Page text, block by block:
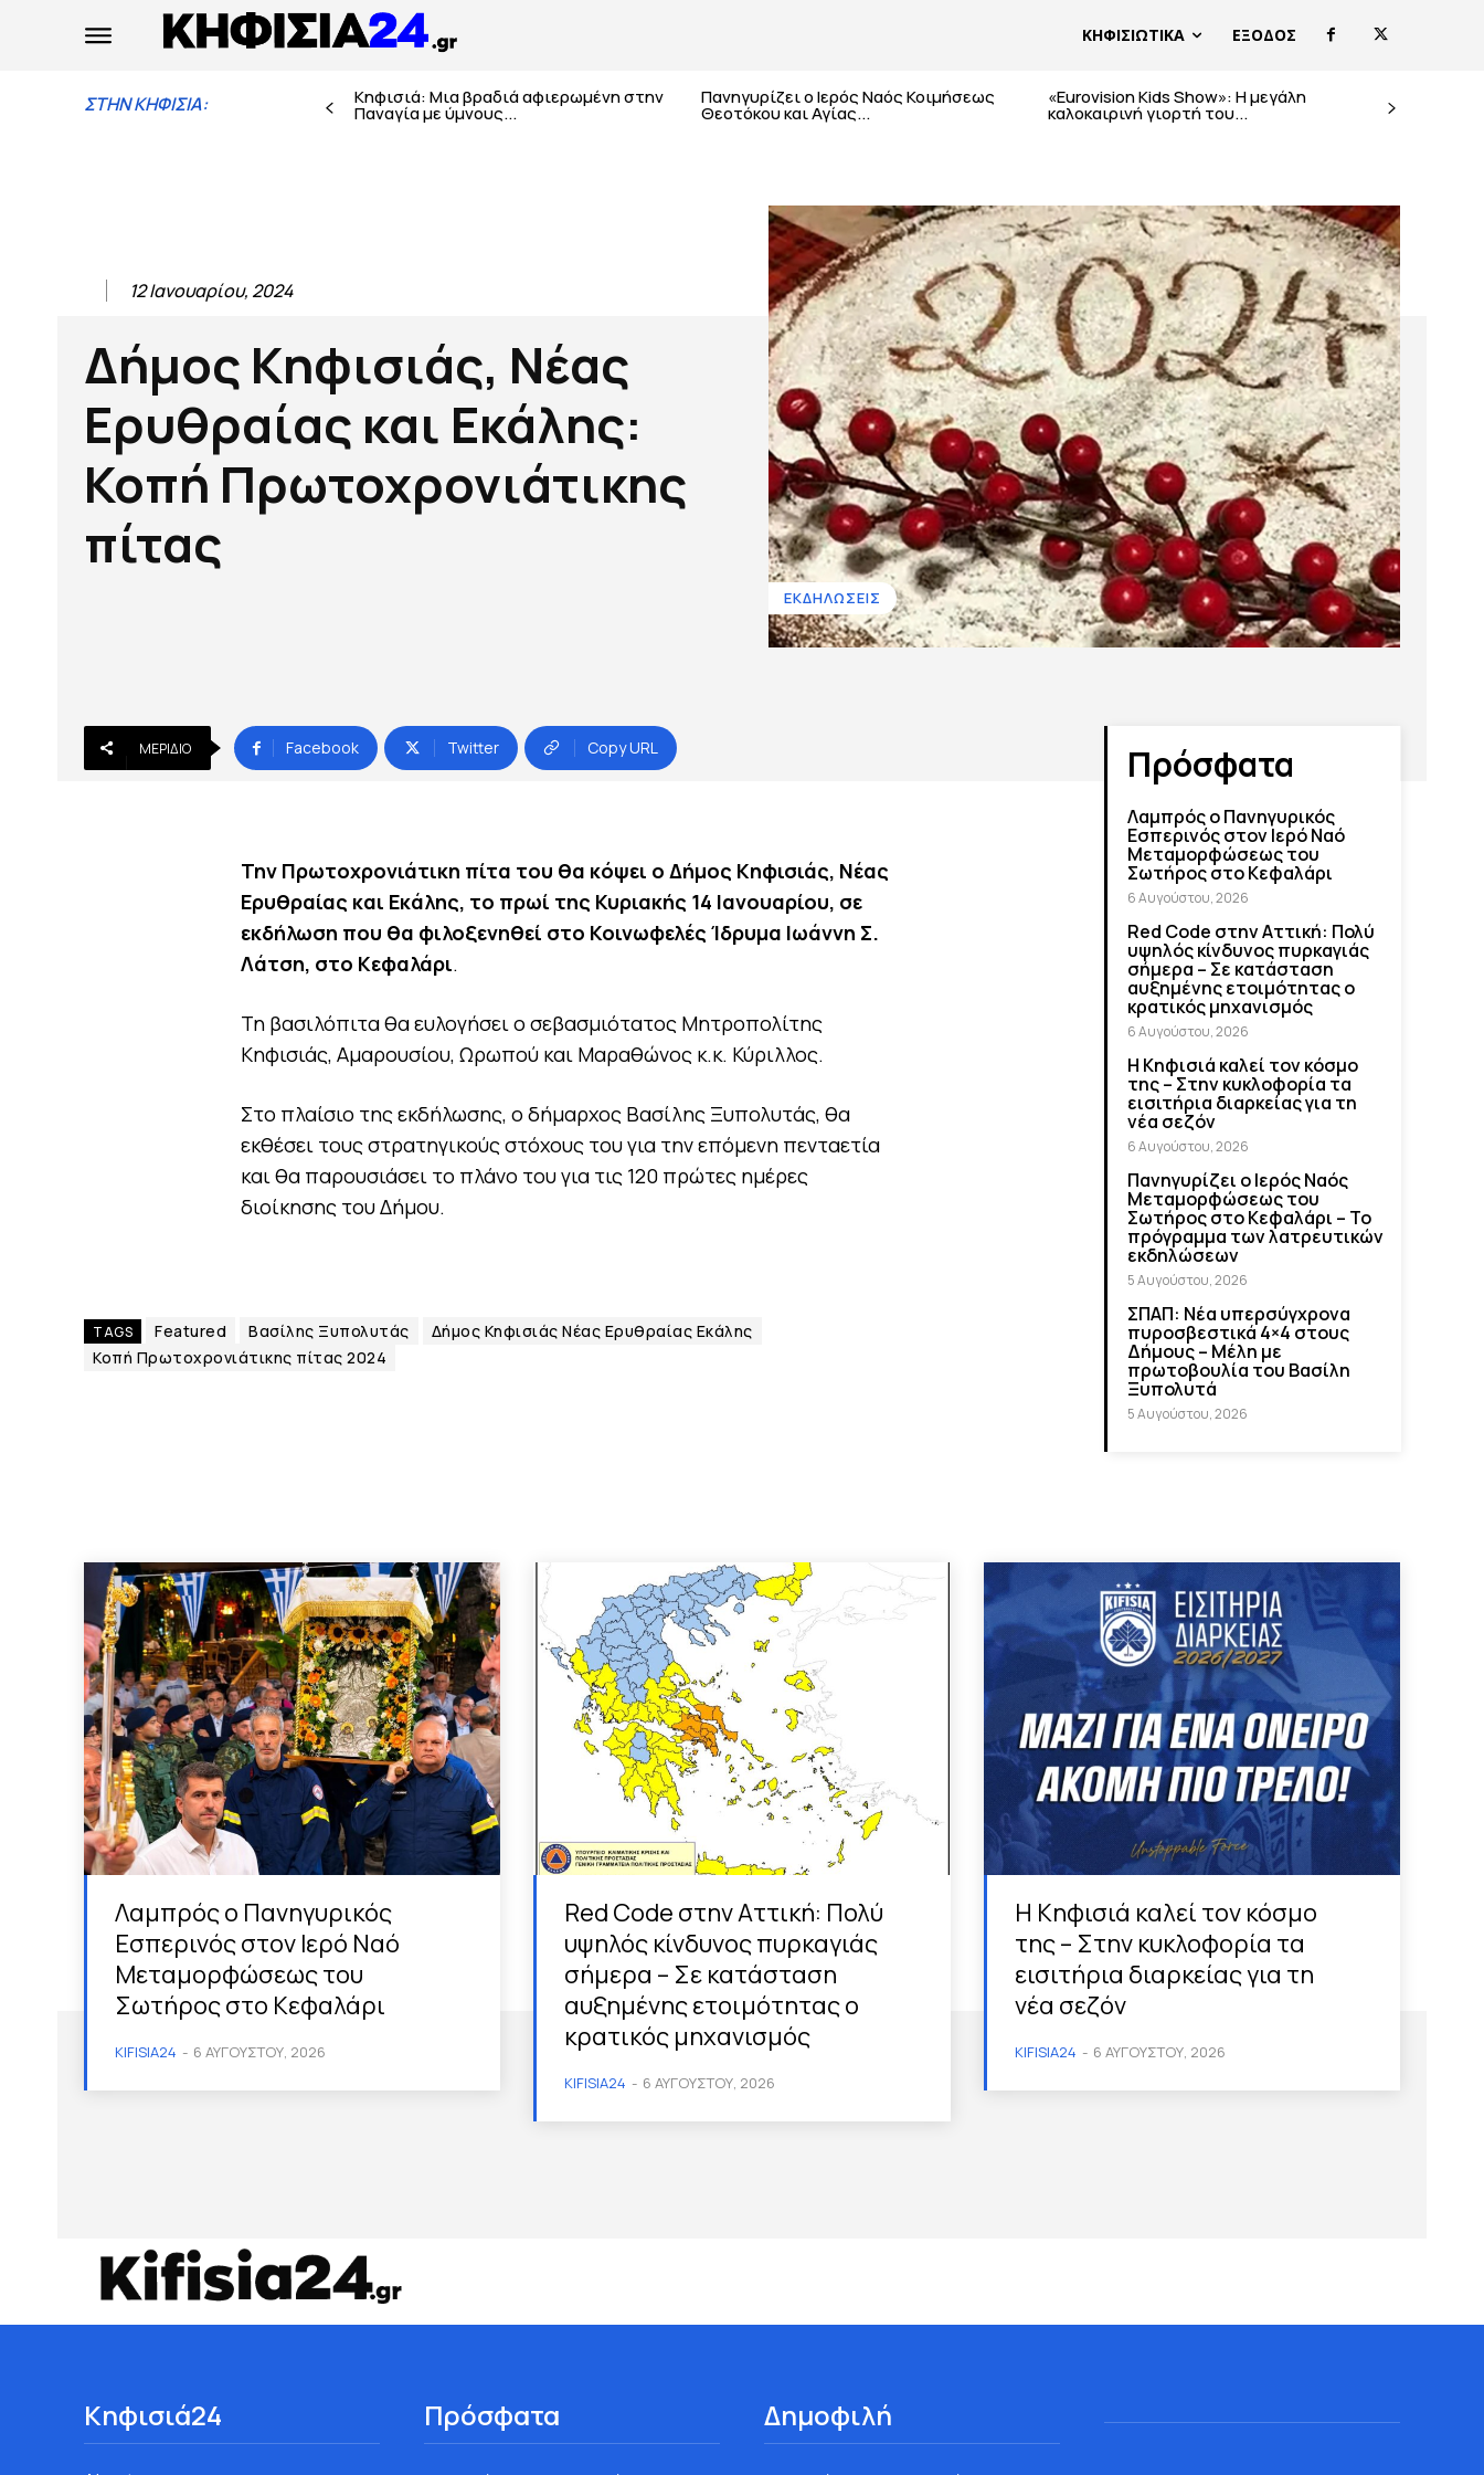
ΚΗΦΙΣΙΩΤΙΚΑ ΕΞΟΔΟΣ
ΣΤΗΝ ΚΗΦΙΣΙΑ: Κηφισιά: Μια βραδιά αφιερωμένη στην
Παναγία με ύμνους...
Πανηγυρίζει ο Ιερός Ναός Κοιμήσεως
Θεοτόκου και Αγίας...
«Eurovision Kids Show»: Η μεγάλη
καλοκαιρινή γιορτή του...
12 Ιανουαρίου, 2024
Δήμος Κηφισιάς, Νέας
Ερυθραίας και Εκάλης:
Κοπή Πρωτοχρονιάτικης
πίτας
ΕΚΔΗΛΩΣΕΙΣ
ΜΕΡΊΔΙΟ Facebook Twitter Copy URL
Την Πρωτοχρονιάτικη πίτα του θα κόψει ο Δήμος Κηφισιάς, Νέας
Ερυθραίας και Εκάλης, το πρωί της Κυριακής 14 Ιανουαρίου, σε
εκδήλωση που θα φιλοξενηθεί στο Κοινωφελές Ίδρυμα Ιωάννη Σ.
Λάτση, στο Κεφαλάρι.
Τη βασιλόπιτα θα ευλογήσει ο σεβασμιότατος Μητροπολίτης
Κηφισιάς, Αμαρουσίου, Ωρωπού και Μαραθώνος κ.κ. Κύριλλος.
Στο πλαίσιο της εκδήλωσης, ο δήμαρχος Βασίλης Ξυπολυτάς, θα
εκθέσει τους στρατηγικούς στόχους του για την επόμενη πενταετία
και θα παρουσιάσει το πλάνο του για τις 120 πρώτες ημέρες
διοίκησης του Δήμου.
TAGS Featured Βασίλης Ξυπολυτάς
Δήμος Κηφισιάς Νέας Ερυθραίας Εκάλης
Κοπή Πρωτοχρονιάτικης πίτας 2024
Πρόσφατα
Λαμπρός ο Πανηγυρικός
Εσπερινός στον Ιερό Ναό
Μεταμορφώσεως του
Σωτήρος στο Κεφαλάρι
6 Αυγούστου, 2026
Red Code στην Αττική: Πολύ
υψηλός κίνδυνος πυρκαγιάς
σήμερα – Σε κατάσταση
αυξημένης ετοιμότητας ο
κρατικός μηχανισμός
6 Αυγούστου, 2026
Η Κηφισιά καλεί τον κόσμο
της – Στην κυκλοφορία τα
εισιτήρια διαρκείας για τη
νέα σεζόν
6 Αυγούστου, 2026
Πανηγυρίζει ο Ιερός Ναός
Μεταμορφώσεως του
Σωτήρος στο Κεφαλάρι – Το
πρόγραμμα των λατρευτικών
εκδηλώσεων
5 Αυγούστου, 2026
ΣΠΑΠ: Νέα υπερσύγχρονα
πυροσβεστικά 4×4 στους
Δήμους – Μέλη με
πρωτοβουλία του Βασίλη
Ξυπολυτά
5 Αυγούστου, 2026
Λαμπρός ο Πανηγυρικός
Εσπερινός στον Ιερό Ναό
Μεταμορφώσεως του
Σωτήρος στο Κεφαλάρι
KIFISIA24 - 6 ΑΥΓΟΎΣΤΟΥ, 2026
Red Code στην Αττική: Πολύ
υψηλός κίνδυνος πυρκαγιάς
σήμερα – Σε κατάσταση
αυξημένης ετοιμότητας ο
κρατικός μηχανισμός
KIFISIA24 - 6 ΑΥΓΟΎΣΤΟΥ, 2026
Η Κηφισιά καλεί τον κόσμο
της – Στην κυκλοφορία τα
εισιτήρια διαρκείας για τη
νέα σεζόν
KIFISIA24 - 6 ΑΥΓΟΎΣΤΟΥ, 2026
Κηφισιά24 Πρόσφατα Δημοφιλή